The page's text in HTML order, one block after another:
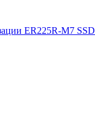
ER225R-M7